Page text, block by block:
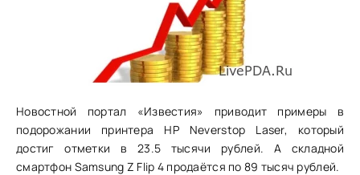
Новостной портал «Известия» приводит примеры в
подорожании принтера HP Neverstop Laser, который
достиг отметки в 23.5 тысячи рублей. А складной
смартфон Samsung Z Flip 4 продаётся по 89 тысяч рублей.